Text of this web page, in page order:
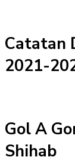
Catatan
2021-
Gol A
Shihab